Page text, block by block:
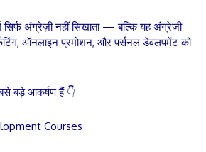
सिर्फ अंग्रेज़ी नहीं सिखाता — बल्कि यह अंग्रेज़ी
ऑनलाइन प्रमोशन, और पर्सनल डेवलपमेंट को
बड़े आकर्षण हैं 👇
Courses